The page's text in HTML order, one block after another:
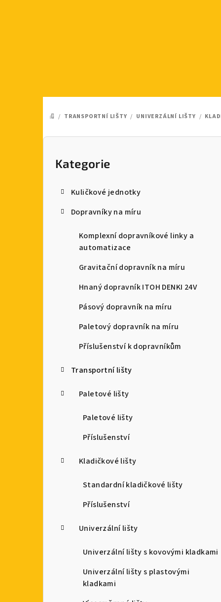
DOMŮ
/ TRANSPORTNÍ LIŠTY / UNIVERZÁLNÍ LIŠTY /
P
Přeskočit
kategorie
Kategorie
Kuličkové jednotky
Dopravníky na míru
Komplexní dopravníkové linky a
automatizace
Gravitační dopravník na míru
Hnaný dopravník ITOH DENKI 24V
Pásový dopravník na míru
Paletový dopravník na míru
Příslušenství k dopravníkům
Transportní lišty
Paletové lišty
Paletové lišty
Příslušenství
Kladičkové lišty
Standardní kladičkové lišty
Příslušenství
Univerzální lišty
Univerzální lišty s kovovými kladkami
Univerzální lišty s plastovými
kladkami